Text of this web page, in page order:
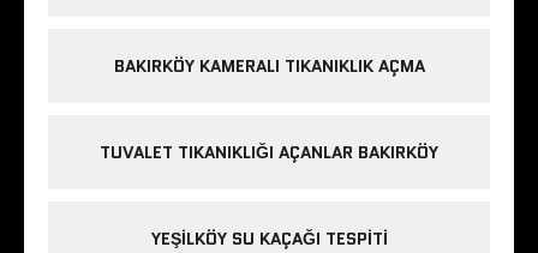
BAKIRKÖY KAMERALI TIKANIKLIK AÇMA
TUVALET TIKANIKLIĞI AÇANLAR BAKIRKÖY
YEŞILKÖY SU KAÇAĞI TESPITI